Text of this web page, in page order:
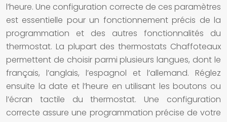
l’heure. Une configuration correcte de ces paramètres
est essentielle pour un fonctionnement précis de la
programmation et des autres fonctionnalités du
thermostat. La plupart des thermostats Chaffoteaux
permettent de choisir parmi plusieurs langues, dont le
français, l’anglais, l’espagnol et l’allemand. Réglez
ensuite la date et l’heure en utilisant les boutons ou
l’écran tactile du thermostat. Une configuration
correcte assure une programmation précise de votre